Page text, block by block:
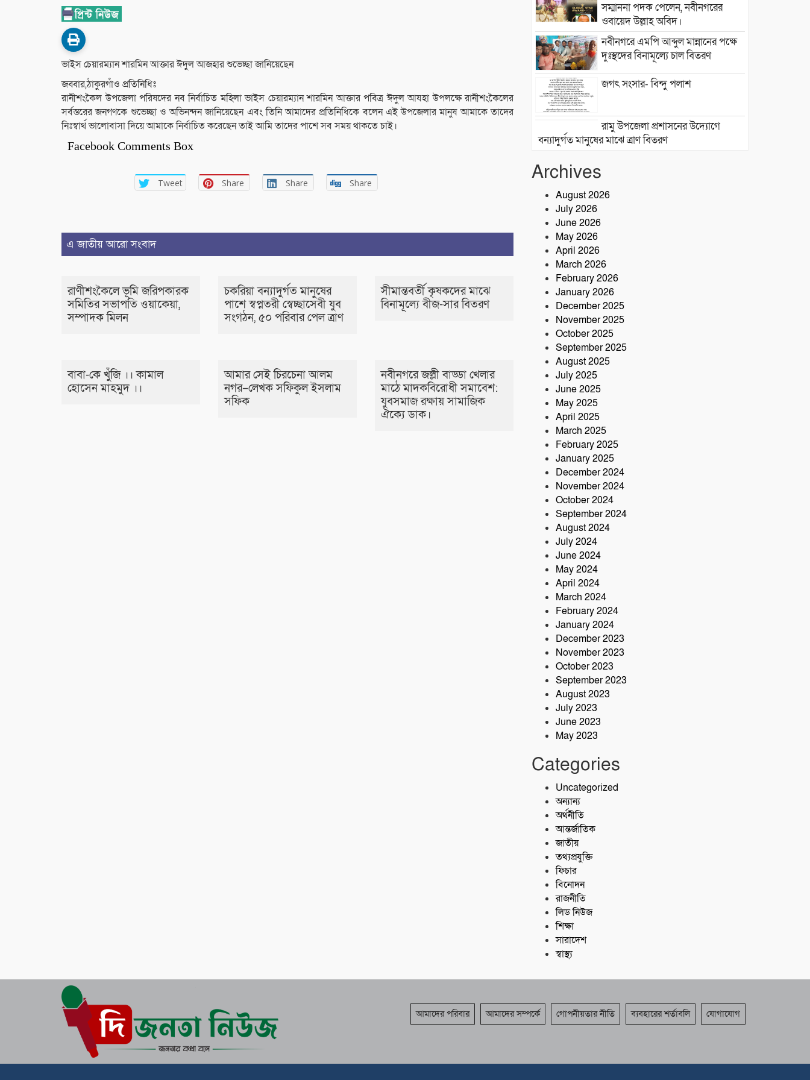
ভাইস চেয়ারম্যান শারমিন আক্তার ঈদুল আজহার শুভেচ্ছা জানিয়েছেন
জব্বার,ঠাকুরগাঁও প্রতিনিধিঃ
রানীশংকৈল উপজেলা পরিষদের নব নির্বাচিত মহিলা ভাইস চেয়ারম্যান শারমিন আক্তার পবিত্র ঈদুল আযহা উপলক্ষে রানীশংকৈলের
সর্বস্তরের জনগণকে শুভেচ্ছা ও অভিনন্দন জানিয়েছেন এবং তিনি আমাদের প্রতিনিধিকে বলেন এই উপজেলার মানুষ আমাকে তাদের
নিঃস্বার্থ ভালোবাসা দিয়ে আমাকে নির্বাচিত করেছেন তাই আমি তাদের পাশে সব সময় থাকতে চাই।
Facebook Comments Box
Tweet Share Share Share
এ জাতীয় আরো সংবাদ
রাণীশংকৈলে ভূমি জরিপকারক
সমিতির সভাপতি ওয়াকেয়া,
সম্পাদক মিলন
চকরিয়া বন্যাদুর্গত মানুষের
পাশে স্বপ্নতরী স্বেচ্ছাসেবী যুব
সংগঠন, ৫০ পরিবার পেল ত্রাণ
সীমান্তবর্তী কৃষকদের মাঝে
বিনামূল্যে বীজ-সার বিতরণ
বাবা-কে খুঁজি ।। কামাল
হোসেন মাহমুদ ।।
আমার সেই চিরচেনা আলম
নগর–লেখক সফিকুল ইসলাম
সফিক
নবীনগরে জল্লী বাড্ডা খেলার
মাঠে মাদকবিরোধী সমাবেশ:
যুবসমাজ রক্ষায় সামাজিক
ঐক্যে ডাক।
সম্মাননা পদক পেলেন, নবীনগরের
ওবায়েদ উল্লাহ অবিদ।
নবীনগরে এমপি আব্দুল মান্নানের পক্ষে
দুঃস্থদের বিনামূল্যে চাল বিতরণ
জগৎ সংসার- বিন্দু পলাশ
রামু উপজেলা প্রশাসনের উদ্যোগে
বন্যাদুর্গত মানুষের মাঝে ত্রাণ বিতরণ
বাসিন্দাদের
লোকনাথ ধামে ১৫ দিনব্যাপী তারকব্রহ্ম
মহানাম যজ্ঞানুষ্ঠান ও নামযজ্ঞ মহোৎসব
সড়ক দুর্ঘটনায় আরেক প্রাণহানি,
কবিরহাটে নিহত ৬০ বছরের কৃষক
Archives
August 2026
July 2026
June 2026
May 2026
April 2026
March 2026
February 2026
January 2026
December 2025
November 2025
October 2025
September 2025
August 2025
July 2025
June 2025
May 2025
April 2025
March 2025
February 2025
January 2025
December 2024
November 2024
October 2024
September 2024
August 2024
July 2024
June 2024
May 2024
April 2024
March 2024
February 2024
January 2024
December 2023
November 2023
October 2023
September 2023
August 2023
July 2023
June 2023
May 2023
Categories
Uncategorized
অন্যান্য
অর্থনীতি
আন্তর্জাতিক
জাতীয়
তথ্যপ্রযুক্তি
ফিচার
বিনোদন
রাজনীতি
লিড নিউজ
শিক্ষা
সারাদেশ
স্বাস্থ্য
আমাদের পরিবার আমাদের সম্পর্কে গোপনীয়তার নীতি ব্যবহারের শর্তাবলি যোগাযোগ